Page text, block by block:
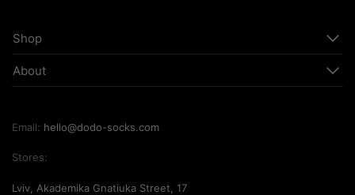
Shop
About
Email: hello@dodo-socks.com
Stores:
Lviv, Akademika Gnatiuka Street, 17